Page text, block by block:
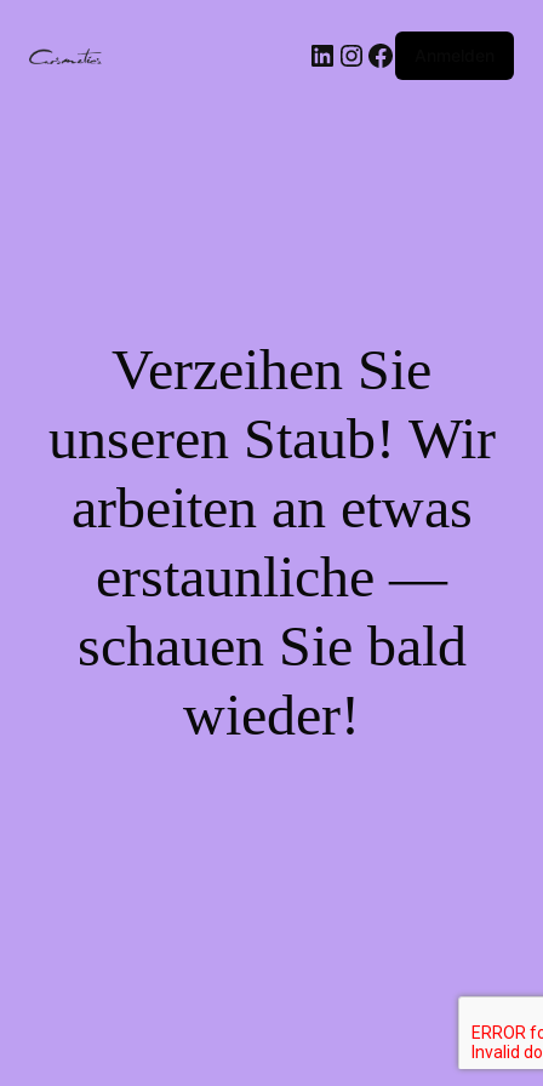
LinkedIn
Instagram
Facebook
Verzeihen Sie
unseren Staub! Wir
arbeiten an etwas
erstaunliche —
schauen Sie bald
wieder!